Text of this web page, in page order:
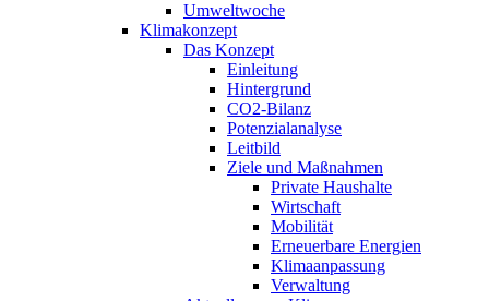
Umweltwoche
Klimakonzept
Das Konzept
Einleitung
Hintergrund
CO2-Bilanz
Potenzialanalyse
Leitbild
Ziele und Maßnahmen
Private Haushalte
Wirtschaft
Mobilität
Erneuerbare Energien
Klimaanpassung
Verwaltung